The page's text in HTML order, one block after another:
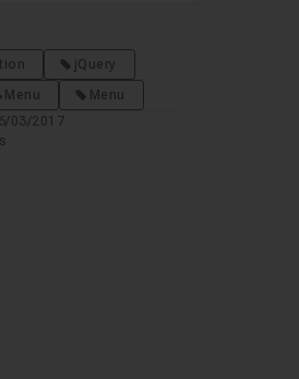
jQuery
Menu
Menu
03/2017